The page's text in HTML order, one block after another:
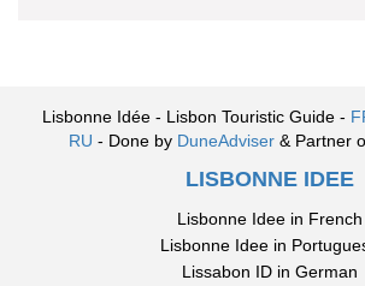
Lisbonne Idée - Lisbon Touristic Guide -
RU - Done by DuneAdviser& Partner
LISBONNE IDEE
Lisbonne Idee in French
Lisbonne Idee in
Lissabon ID in German